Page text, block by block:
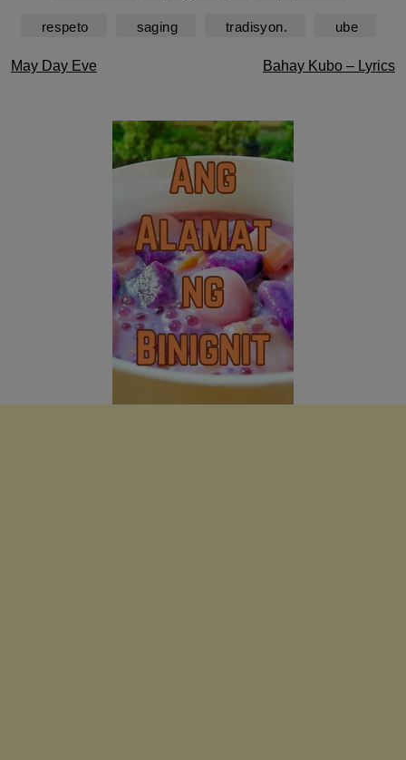
respeto saging tradisyon. ube
Post
May Day Eve Bahay Kubo – Lyrics